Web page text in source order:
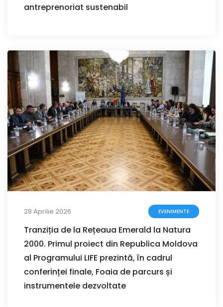
antreprenoriat sustenabil
28 Aprilie 2026 EVENIMENTE
Tranziția de la Rețeaua Emerald la Natura
2000. Primul proiect din Republica Moldova
al Programului LIFE prezintă, în cadrul
conferinței finale, Foaia de parcurs și
instrumentele dezvoltate